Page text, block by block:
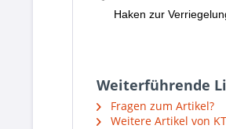
Haken zur
Weiterführende
Fragen zum Artikel?
Weitere Artikel von